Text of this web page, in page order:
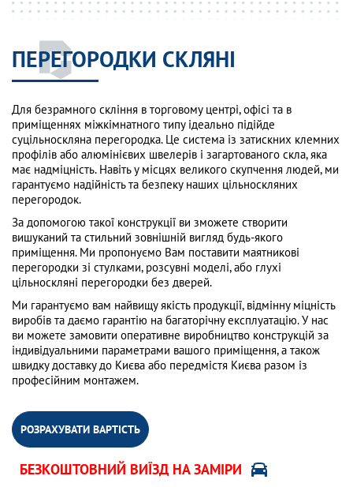
ПЕРЕГОРОДКИ СКЛЯНІ
Для безрамного скління в торговому центрі, офісі та в
приміщеннях міжкімнатного типу ідеально підійде
суцільноскляна перегородка. Це система із затискних клемних
профілів або алюмінієвих швелерів і загартованого скла, яка
має надміцність. Навіть у місцях великого скупчення людей, ми
гарантуємо надійність та безпеку наших цільноскляних
перегородок.
За допомогою такої конструкції ви зможете створити
вишуканий та стильний зовнішній вигляд будь-якого
приміщення. Ми пропонуємо Вам поставити маятникові
перегородки зі стулками, розсувні моделі, або глухі
цільноскляні перегородки без дверей.
Ми гарантуємо вам найвищу якість продукції, відмінну міцність
виробів та даємо гарантію на багаторічну експлуатацію. У нас
ви можете замовити оперативне виробництво конструкцій за
індивідуальними параметрами вашого приміщення, а також
швидку доставку до Києва або передмістя Києва разом із
професійним монтажем.
РОЗРАХУВАТИ ВАРТІСТЬ
БЕЗКОШТОВНИЙ ВИЇЗД НА ЗАМІРИ